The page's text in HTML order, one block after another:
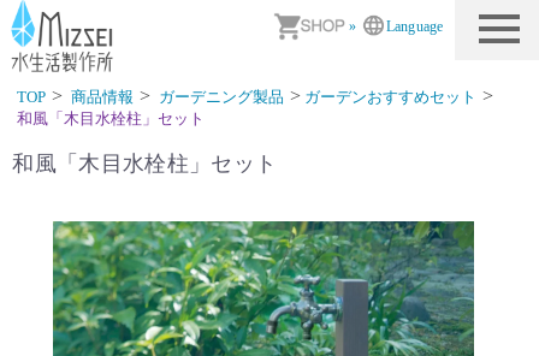
» Language
商品情報｜水生活製作所
TOP 商品情報 ガーデニング製品
ガーデンおすすめセット
和風「木目水栓柱」セット
和風「木目水栓柱」セット